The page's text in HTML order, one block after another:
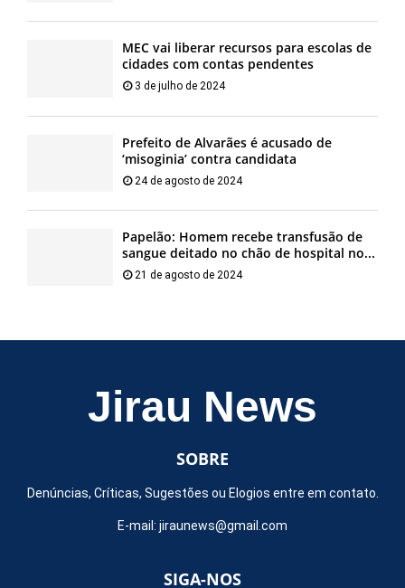
MEC vai liberar recursos para escolas de
cidades com contas pendentes
3 de julho de 2024
Prefeito de Alvarães é acusado de
‘misoginia’ contra candidata
24 de agosto de 2024
Papelão: Homem recebe transfusão de
sangue deitado no chão de hospital no...
21 de agosto de 2024
Jirau News
SOBRE
Denúncias, Críticas, Sugestões ou Elogios entre em contato.
E-mail: jiraunews@gmail.com
SIGA-NOS